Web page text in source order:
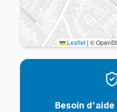
Leaflet | ©
Besoin d'aide